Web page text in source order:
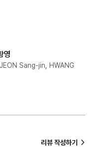
영
Sang-jin, HWANG
리뷰 작성하기 >